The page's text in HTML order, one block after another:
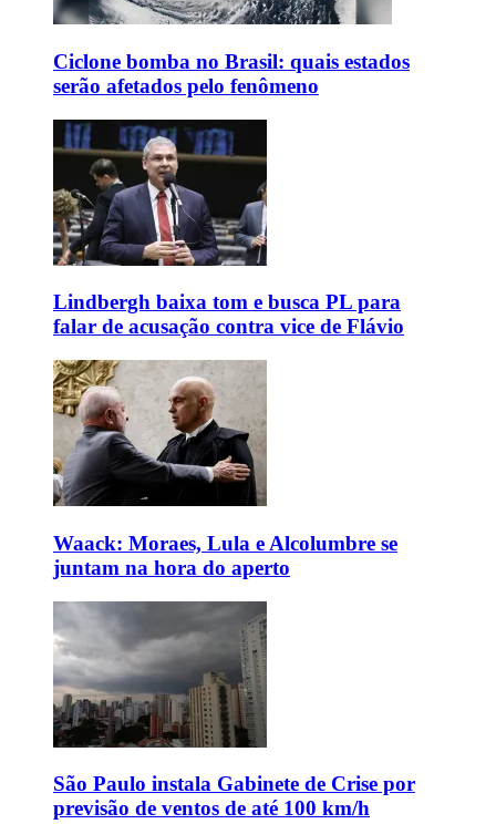
Ciclone bomba no Brasil: quais estados
serão afetados pelo fenômeno
Lindbergh baixa tom e busca PL para
falar de acusação contra vice de Flávio
Waack: Moraes, Lula e Alcolumbre se
juntam na hora do aperto
São Paulo instala Gabinete de Crise por
previsão de ventos de até 100 km/h